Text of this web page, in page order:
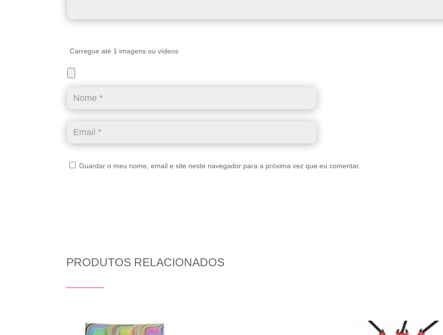
Carregue até 1 imagens ou vídeos
Guardar o meu nome, email e site neste navegador para a próxima vez que eu comentar.
PRODUTOS RELACIONADOS